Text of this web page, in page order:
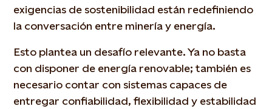
exigencias de sostenibilidad están redefiniendo
la conversación entre minería y energía.
Esto plantea un desafío relevante. Ya no basta
con disponer de energía renovable; también es
necesario contar con sistemas capaces de
entregar confiabilidad, flexibilidad y estabilidad